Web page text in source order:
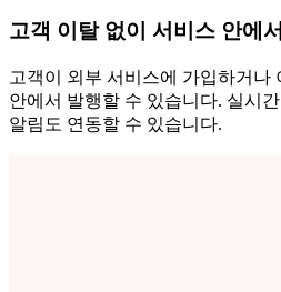
고객 이탈 없이 서비스 안에
고객이 외부 서비스에 가입하거나
안에서 발행할 수 있습니다. 실시
알림도 연동할 수 있습니다.